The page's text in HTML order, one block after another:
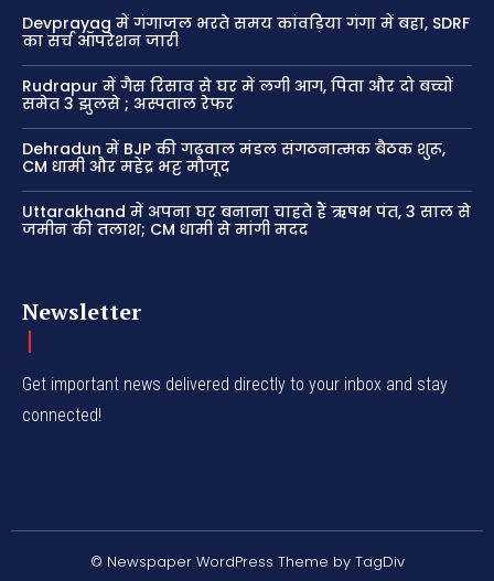
Devprayag में गंगाजल भरते समय कांवड़िया गंगा में बहा, SDRF
का सर्च ऑपरेशन जारी
Rudrapur में गैस रिसाव से घर में लगी आग, पिता और दो बच्चों
समेत 3 झुलसे ; अस्पताल रेफर
Dehradun में BJP की गढ़वाल मंडल संगठनात्मक बैठक शुरू,
CM धामी और महेंद्र भट्ट मौजूद
Uttarakhand में अपना घर बनाना चाहते हैं ऋषभ पंत, 3 साल से
जमीन की तलाश; CM धामी से मांगी मदद
Newsletter
Get important news delivered directly to your inbox and stay
connected!
© Newspaper WordPress Theme by TagDiv